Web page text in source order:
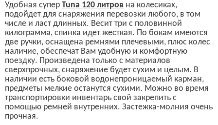
Удобная супер Tuna 120 литров на колесиках,
подойдет для снаряжения перевозки любого, в том
числе и ласт длинных. Весит три с половинной
килограмма, спинка идет жесткая. По бокам имеются
две ручки, оснащена ремнями плечевыми, плюс колес
наличие, обеспечат Вам удобную и комфортную
поездку. Произведена только с материалов
сверхпрочных, снаряжение будет сухим и целым. В
наличии есть боковой водонепроницаемый карман,
предметы мелкие останутся сухими. Можно во время
транспортировки инвентарь свой закрепить с
помощью ремней внутренних. Застежка-молния очень
прочная.